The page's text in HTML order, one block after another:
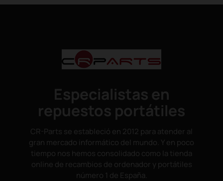
Especialistas en
repuestos portátiles
CR-Parts se estableció en 2012 para atender al
gran mercado informático del mundo. Y en poco
tiempo nos hemos consolidado como la tienda
online de recambios de ordenador y portátiles
número 1 de España.